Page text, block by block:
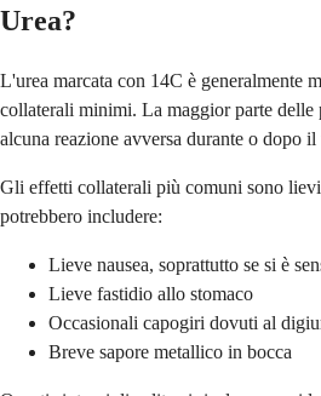
Urea?
L'urea marcata con 14C è generalmente
collaterali minimi. La maggior parte delle
alcuna reazione avversa durante o dopo il
Gli effetti collaterali più comuni sono
potrebbero includere:
Lieve nausea, soprattutto se si è
Lieve fastidio allo stomaco
Occasionali capogiri dovuti al
Breve sapore metallico in bocca